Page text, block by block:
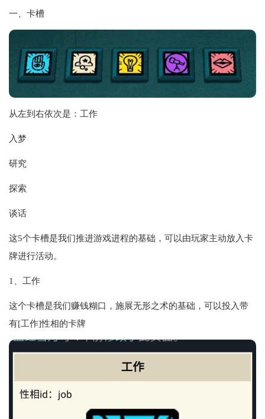
一、卡槽
从左到右依次是：工作
入梦
研究
探索
谈话
这5个卡槽是我们推进游戏进程的基础，可以由玩家主动放入卡
牌进行活动。
1、工作
这个卡槽是我们赚钱糊口，施展无形之术的基础，可以投入带
有[工作]性相的卡牌